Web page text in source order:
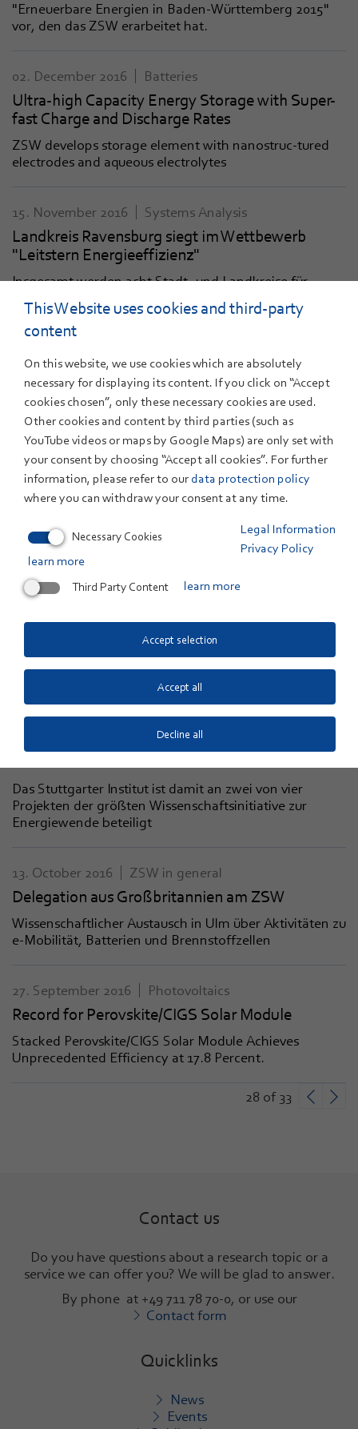
"Erneuerbare Energien in Baden-Württemberg 2015"
vor, den das ZSW erarbeitet hat.
02. December 2016 Batteries
Ultra-high Capacity Energy Storage with Super-
fast Charge and Discharge Rates
ZSW develops storage element with nanostruc-tured
electrodes and aqueous electrolytes
15. November 2016 Systems Analysis
Landkreis Ravensburg siegt im Wettbewerb
"Leitstern Energieeffizienz"
Insgesamt werden acht Stadt- und Landkreise für
Energieverbrauch bleibt 2016 stabil
Erdgas und Erneuerbare legen zu / Plus durch
Schalttag, Konjunktur und Zuwanderung
18. October 2016 Renewable Fuels
A Resource Out of Thin Air
Manufacturing Plastics and Fuels
14. October 2016 ZSW in general
Mobilität in Ulm und um Ulm herum.
Veranstaltung vom unw e.V., BUND, Lokale Agenda 21,
ZSW und WBZU im Stadthaus Ulm am Münsterplatz.
13. October 2016 Renewable Fuels
ZSW ist Partner im Kopernikus-Projekt "Power-
Das Stuttgarter Institut ist damit an zwei von vier
Projekten der größten Wissenschaftsinitiative zur
Energiewende beteiligt
13. October 2016 ZSW in general
Delegation aus Großbritannien am ZSW
Wissenschaftlicher Austausch in Ulm über Aktivitäten zu
e-Mobilität, Batterien und Brennstoffzellen
27. September 2016 Photovoltaics
Record for Perovskite/CIGS Solar Module
Stacked Perovskite/CIGS Solar Module Achieves
Unprecedented Efficiency at 17.8 Percent.
28 of 33
Contact us
Do you have questions about a research topic or a
service we can offer you? We will be glad to answer.
By phone at +49 711 78 70-0, or use our
Contact form
Quicklinks
News
Events
This Website uses cookies and third-party
content
On this website, we use cookies which are absolutely
necessary for displaying its content. If you click on “Accept
cookies chosen”, only these necessary cookies are used.
Other cookies and content by third parties (such as
YouTube videos or maps by Google Maps) are only set with
your consent by choosing “Accept all cookies”. For further
information, please refer to our data protection policy
where you can withdraw your consent at any time.
Legal Information
Privacy Policy
Necessary Cookies
learn more
Third Party Content
learn more
Accept selection
Accept all
Decline all